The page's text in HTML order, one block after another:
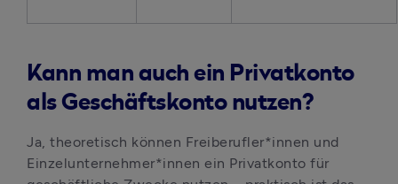
Kann man auch ein Privatkonto
als Geschäftskonto nutzen?
Ja, theoretisch können Freiberufler*innen und
Einzelunternehmer*innen ein Privatkonto für